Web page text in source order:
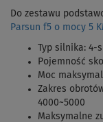
Do zestawu
Parsun f5 o mocy 5
Typ silnika: 4-
Pojemność
Moc
Zakres
4000~5000
Maksymalne